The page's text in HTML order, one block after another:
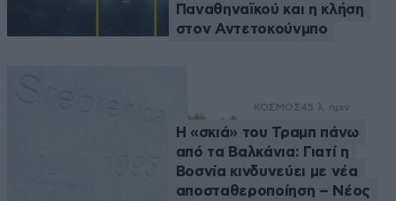
Παναθηναϊκού και η κλήση
στον Αντετοκούνμπο
ΚΟΣΜΟΣ45 λ. πριν
Η «σκιά» του Τραμπ πάνω
από τα Βαλκάνια: Γιατί η
Βοσνία κινδυνεύει με νέα
αποσταθεροποίηση – Νέος